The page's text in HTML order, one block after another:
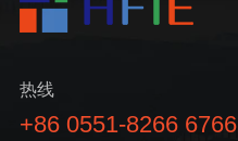
热线
+86 0551-8266 6766